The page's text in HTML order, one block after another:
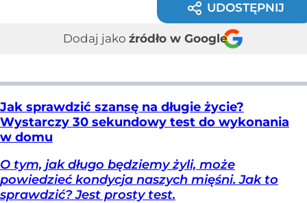
UDOSTĘPNIJ
Dodaj jako źródło w Google
Jak sprawdzić szansę na długie życie?
Wystarczy 30 sekundowy test do wykonania
w domu
O tym, jak długo będziemy żyli, może
powiedzieć kondycja naszych mięśni. Jak to
sprawdzić? Jest prosty test.